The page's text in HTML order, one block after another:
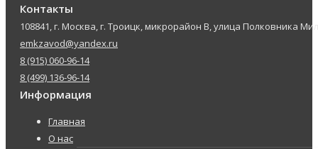
Контакты
108841, г. Москва, г. Троицк, микрорайон В, улица Полковника
emkzavod@yandex.ru
8 (915) 060-96-14
8 (499) 136-96-14
Информация
Главная
О нас